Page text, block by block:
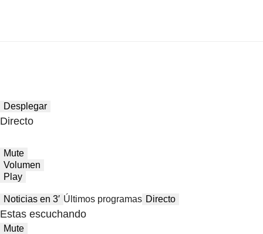
Desplegar
Directo
Mute
Volumen
Play
Noticias en 3′ Últimos programas Directo
Estas escuchando
Mute